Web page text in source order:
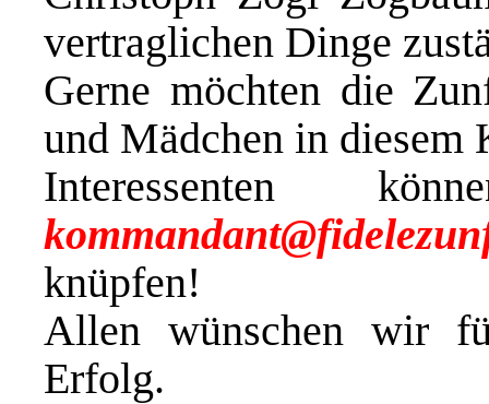
vertraglichen Dinge
Gerne möchten die
und Mädchen in diesem
Interessenten
knüpfen!
Allen wünschen wir
Erfolg.